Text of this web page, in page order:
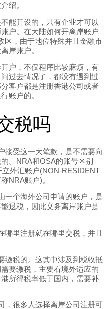
绍。
能开设的，只有企业才可以
户。在大陆如何开离岸账户
区，由于地位特殊并且金融市
岸账户。
户，不仅程序比较麻烦，有
过去情况了，都没有遇到过
客户都是注册香港公司或者
账户的。
税吗
接受这一大笔款，是不需要向
。NRA和OSA的账号区别
外汇账户(NON-RESIDENT
NRA账户)。
一个海外公司申请的账户，是
退税，因此义务离岸账户是
哪里注册就在哪里交税，并且
缴税的。这其中涉及到税收抵
要缴税，主要看境外适应的
所得税率低于国内，需要补
，很多人选择离岸公司注册可